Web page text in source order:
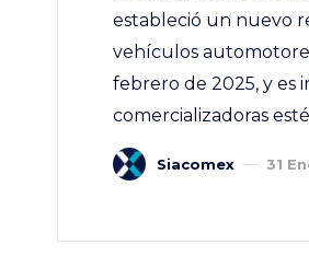
estableció un nuevo
vehículos
febrero de 2025, y es
comercializadoras
Siacomex 31